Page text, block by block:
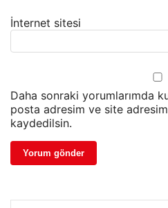
İnternet sitesi
Daha sonraki yorumlarımda
posta adresim ve site adresim
kaydedilsin.